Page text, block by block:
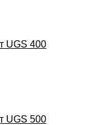
UGS 400
UGS 500